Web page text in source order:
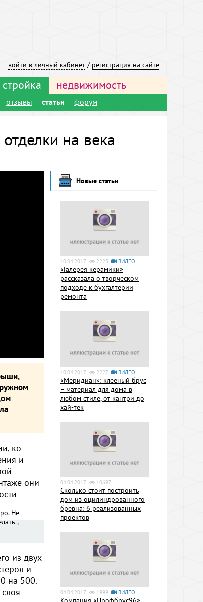
войти в личный кабинет / регистрация на сайте
недвижимость
отзывы статьи форум
на века
ко
и
они
Не
,
из двух
и
на 500.
Новые статьи
10.04.2017 2223 ВИДЕО
«Галерея керамики»
рассказала о творческом
подходе к бухгалтерии
ремонта
10.04.2017 2227 ВИДЕО
«Меридиан»: клееный брус
– материал для дома в
любом стиле, от кантри до
хай-тек
04.04.2017 10697
Сколько стоит построить
дом из оцилиндрованного
бревна: 6 реализованных
проектов
04.04.2017 1999 ВИДЕО